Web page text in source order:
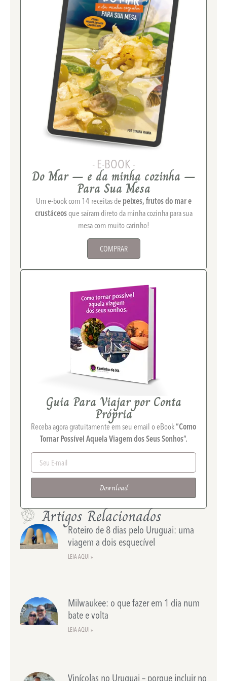
- E-BOOK -
Do Mar – e da minha cozinha –
Para Sua Mesa
Um e-book com 14 receitas de peixes, frutos do mar e
crustáceosque saíram direto da minha cozinha para sua
mesa com muito carinho!
COMPRAR
Guia Para Viajar por Conta
Própria
Receba agora gratuitamente em seu email o eBook“Como
Tornar Possível Aquela Viagem dos Seus Sonhos”.
Download
Artigos Relacionados
Roteiro de 8 dias pelo Uruguai: uma
viagem a dois esquecível
LEIA AQUI »
Milwaukee: o que fazer em 1 dia num
bate e volta
LEIA AQUI »
Vinícolas no Uruguai – porque incluir no